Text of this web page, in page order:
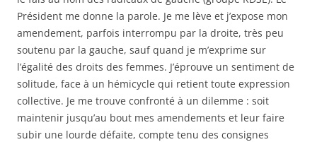
Président me donne la parole. Je me lève et j’expose mon
amendement, parfois interrompu par la droite, très peu
soutenu par la gauche, sauf quand je m’exprime sur
l’égalité des droits des femmes. J’éprouve un sentiment de
solitude, face à un hémicycle qui retient toute expression
collective. Je me trouve confronté à un dilemme : soit
maintenir jusqu’au bout mes amendements et leur faire
subir une lourde défaite, compte tenu des consignes